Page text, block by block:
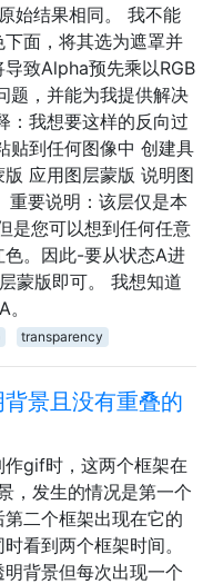
始结果相同。 我不能
面，将其选为遮罩并
致Alpha预先乘以RGB
题，并能为我提供解决
：我想要这样的反向过
贴到任何图像中 创建具
应用图层蒙版 说明图
重要说明：该层仅是本
是您可以想到任何任意
。因此-要从状态A进
蒙版即可。 我想知道
transparency
景且没有重叠的
gif时，这两个框架在
，发生的情况是第一个
二个框架出现在它的
看到两个框架时间。
背景但每次出现一个